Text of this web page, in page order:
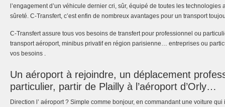
l’engagement d’un véhicule dernier cri, sûr, équipé de toutes les
sûreté. C-Transfert, c’est enfin de nombreux avantages pour un transport
C-Transfert assure tous vos besoins de transfert pour professionnel ou
transport aéroport, minibus privatif en région parisienne… entreprises ou
vos besoins .
Un aéroport à rejoindre, un déplacement
particulier, partir de Plailly à l’aéroport d’Orly…
Direction l’ aéroport ? Simple comme bonjour, en commandant une voiture